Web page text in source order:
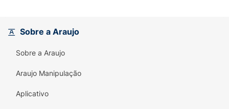
sabor pode trazer alegria ao seu dia!
Sobre a Araujo
Sobre a Araujo
Araujo Manipulação
Aplicativo